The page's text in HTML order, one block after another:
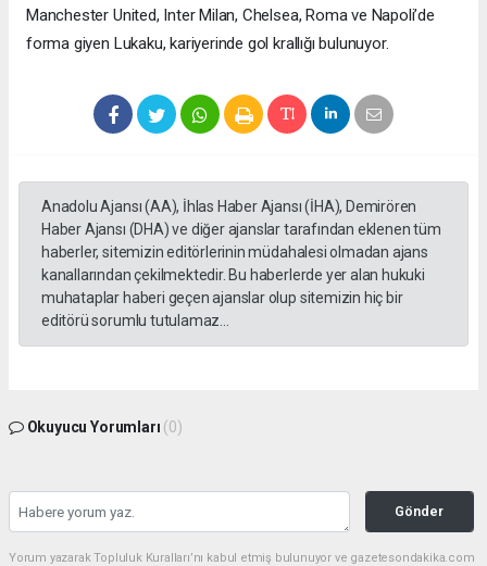
Manchester United, Inter Milan, Chelsea, Roma ve Napoli’de
forma giyen Lukaku, kariyerinde gol krallığı bulunuyor.
Anadolu Ajansı (AA), İhlas Haber Ajansı (İHA), Demirören
Haber Ajansı (DHA) ve diğer ajanslar tarafından eklenen tüm
haberler, sitemizin editörlerinin müdahalesi olmadan ajans
kanallarından çekilmektedir. Bu haberlerde yer alan hukuki
muhataplar haberi geçen ajanslar olup sitemizin hiç bir
editörü sorumlu tutulamaz...
Okuyucu Yorumları (0)
Gönder
Yorum yazarak Topluluk Kuralları’nı kabul etmiş bulunuyor ve gazetesondakika.com